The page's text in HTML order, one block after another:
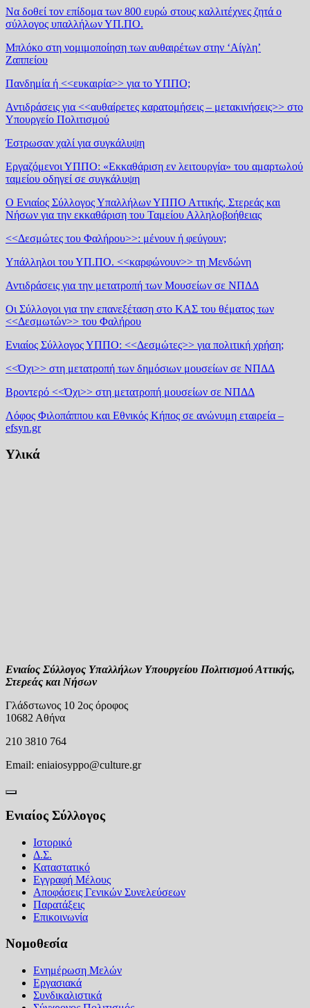
Να δοθεί τον επίδομα των 800 ευρώ στους καλλιτέχνες ζητά ο
σύλλογος υπαλλήλων ΥΠ.ΠΟ.
Μπλόκο στη νομιμοποίηση των αυθαιρέτων στην ‘Αίγλη’
Ζαππείου
Πανδημία ή <<ευκαιρία>> για το ΥΠΠΟ;
Αντιδράσεις για <<αυθαίρετες καρατομήσεις – μετακινήσεις>> στο
Υπουργείο Πολιτισμού
Έστρωσαν χαλί για συγκάλυψη
Εργαζόμενοι ΥΠΠΟ: «Εκκαθάριση εν λειτουργία» του αμαρτωλού
ταμείου οδηγεί σε συγκάλυψη
Ο Ενιαίος Σύλλογος Υπαλλήλων ΥΠΠΟ Αττικής, Στερεάς και
Νήσων για την εκκαθάριση του Ταμείου Αλληλοβοήθειας
<<Δεσμώτες του Φαλήρου>>: μένουν ή φεύγουν;
Υπάλληλοι του ΥΠ.ΠΟ. <<καρφώνουν>> τη Μενδώνη
Αντιδράσεις για την μετατροπή των Μουσείων σε ΝΠΔΔ
Οι Σύλλογοι για την επανεξέταση στο ΚΑΣ του θέματος των
<<Δεσμωτών>> του Φαλήρου
Ενιαίος Σύλλογος ΥΠΠΟ: <<Δεσμώτες>> για πολιτική χρήση;
<<Όχι>> στη μετατροπή των δημόσιων μουσείων σε ΝΠΔΔ
Βροντερό <<Όχι>> στη μετατροπή μουσείων σε ΝΠΔΔ
Λόφος Φιλοπάππου και Εθνικός Κήπος σε ανώνυμη εταιρεία –
efsyn.gr
Υλικά
Ενιαίος Σύλλογος Υπαλλήλων Υπουργείου Πολιτισμού Αττικής,
Στερεάς και Νήσων
Γλάδστωνος 10 2ος όροφος
10682 Αθήνα
210 3810 764
Email: eniaiosyppo@culture.gr
Ενιαίος Σύλλογος
Ιστορικό
Δ.Σ.
Καταστατικό
Εγγραφή Μέλους
Αποφάσεις Γενικών Συνελεύσεων
Παρατάξεις
Επικοινωνία
Νομοθεσία
Ενημέρωση Μελών
Εργασιακά
Συνδικαλιστικά